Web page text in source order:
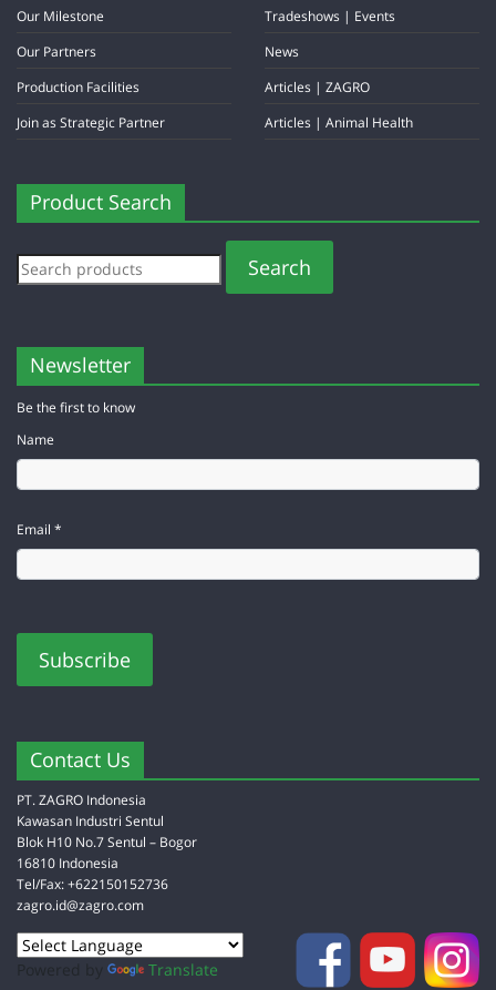
Our Milestone
Our Partners
Production Facilities
Join as Strategic Partner
Tradeshows | Events
News
Articles | ZAGRO
Articles | Animal Health
Product Search
Search
Newsletter
Be the first to know
Name
Email *
Contact Us
PT. ZAGRO Indonesia
Kawasan Industri Sentul
Blok H10 No.7 Sentul – Bogor
16810 Indonesia
Tel/Fax: +622150152736
zagro.id@zagro.com
Powered by Translate